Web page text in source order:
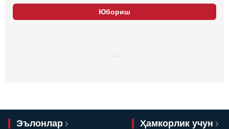
Юбориш
Эълонлар Ҳамкорлик учун